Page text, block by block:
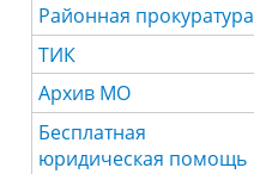
Районная прокуратура
ТИК
Архив МО
Бесплатная
юридическая помощь